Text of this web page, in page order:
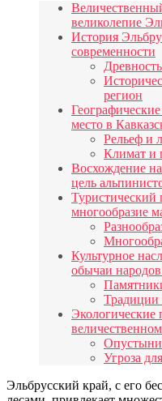
великолепие
История
современности
регион
место в
Рельеф и
Климат и
Восхождение
цель
Туристический
многообразие
Культурное
обычаи
Традиции
Экологические
Угроза
Эльбрусский край, с его